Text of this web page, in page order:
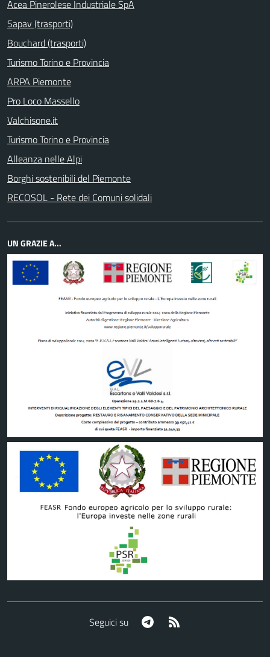
Acea Pinerolese Industriale SpA
Sapav (trasporti)
Bouchard (trasporti)
Turismo Torino e Provincia
ARPA Piemonte
Pro Loco Massello
Valchisone.it
Turismo Torino e Provincia
Alleanza nelle Alpi
Borghi sostenibili del Piemonte
RECOSOL - Rete dei Comuni solidali
UN GRAZIE A...
Seguici su Telegram